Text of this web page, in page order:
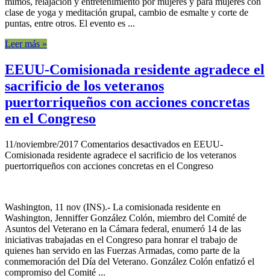
clase de yoga y meditación grupal, cambio de esmalte y corte de
puntas, entre otros. El evento es ...
Leer más »
EEUU-Comisionada residente agradece el
sacrificio de los veteranos
puertorriqueños con acciones concretas
en el Congreso
11/noviembre/2017 Comentarios desactivados en EEUU-
Comisionada residente agradece el sacrificio de los veteranos
puertorriqueños con acciones concretas en el Congreso
Washington, 11 nov (INS).- La comisionada residente en
Washington, Jenniffer González Colón, miembro del Comité de
Asuntos del Veterano en la Cámara federal, enumeró 14 de las
iniciativas trabajadas en el Congreso para honrar el trabajo de
quienes han servido en las Fuerzas Armadas, como parte de la
conmemoración del Día del Veterano. González Colón enfatizó el
compromiso del Comité ...